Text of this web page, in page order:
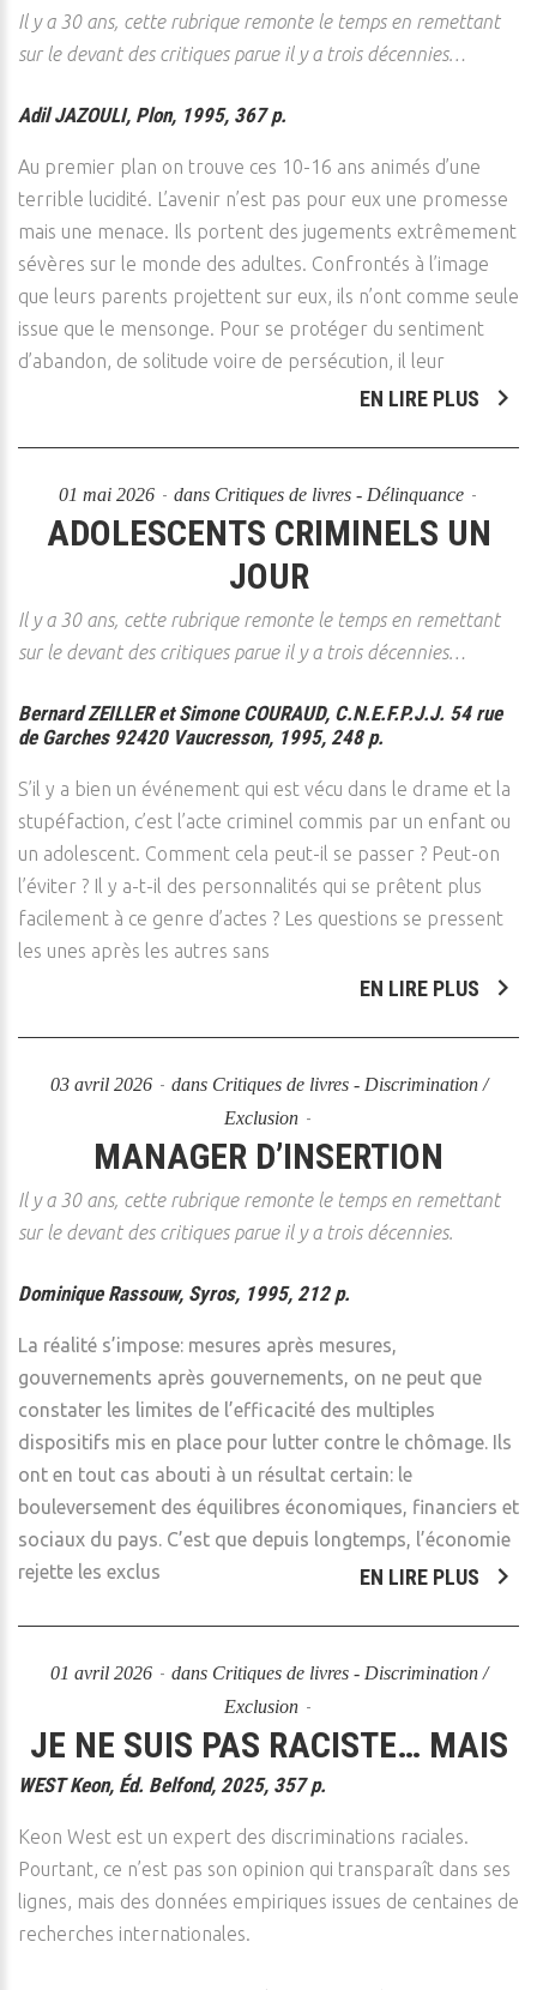
Il y a 30 ans, cette rubrique remonte le temps en remettant
sur le devant des critiques parue il y a trois décennies…
Adil JAZOULI, Plon, 1995, 367 p.
Au premier plan on trouve ces 10-16 ans animés d’une
terrible lucidité. L’avenir n’est pas pour eux une promesse
mais une menace. Ils portent des jugements extrêmement
sévères sur le monde des adultes. Confrontés à l’image
que leurs parents projettent sur eux, ils n’ont comme seule
issue que le mensonge. Pour se protéger du sentiment
d’abandon, de solitude voire de persécution, il leur
EN LIRE PLUS
01 mai 2026 dans Critiques de livres - Délinquance
ADOLESCENTS CRIMINELS UN
JOUR
Il y a 30 ans, cette rubrique remonte le temps en remettant
sur le devant des critiques parue il y a trois décennies…
Bernard ZEILLER et Simone COURAUD, C.N.E.F.P.J.J. 54 rue
de Garches 92420 Vaucresson, 1995, 248 p.
S’il y a bien un événement qui est vécu dans le drame et la
stupéfaction, c’est l’acte criminel commis par un enfant ou
un adolescent. Comment cela peut-il se passer ? Peut-on
l’éviter ? Il y a-t-il des personnalités qui se prêtent plus
facilement à ce genre d’actes ? Les questions se pressent
les unes après les autres sans
EN LIRE PLUS
03 avril 2026 dans Critiques de livres - Discrimination /
Exclusion
MANAGER D’INSERTION
Il y a 30 ans, cette rubrique remonte le temps en remettant
sur le devant des critiques parue il y a trois décennies.
Dominique Rassouw, Syros, 1995, 212 p.
La réalité s’impose: mesures après mesures,
gouvernements après gouvernements, on ne peut que
constater les limites de l’efficacité des multiples
dispositifs mis en place pour lutter contre le chômage. Ils
ont en tout cas abouti à un résultat certain: le
bouleversement des équilibres économiques, financiers et
sociaux du pays. C’est que depuis longtemps, l’économie
rejette les exclus
EN LIRE PLUS
01 avril 2026 dans Critiques de livres - Discrimination /
Exclusion
JE NE SUIS PAS RACISTE… MAIS
WEST Keon, Éd. Belfond, 2025, 357 p.
Keon West est un expert des discriminations raciales.
Pourtant, ce n’est pas son opinion qui transparaît dans ses
lignes, mais des données empiriques issues de centaines de
recherches internationales.